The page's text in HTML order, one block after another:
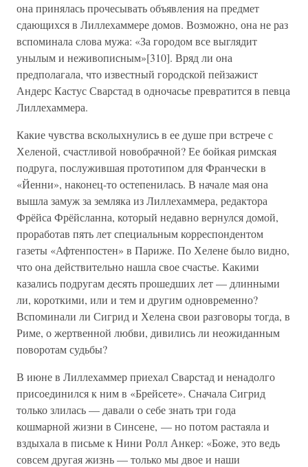
она принялась прочесывать объявления на предмет
сдающихся в Лиллехаммере домов. Возможно, она не раз
вспоминала слова мужа: «За городом все выглядит
унылым и неживописным»[310]. Вряд ли она
предполагала, что известный городской пейзажист
Андерс Кастус Сварстад в одночасье превратится в певца
Лиллехаммера.
Какие чувства всколыхнулись в ее душе при встрече с
Хеленой, счастливой новобрачной? Ее бойкая римская
подруга, послужившая прототипом для Франчески в
«Йенни», наконец-то остепенилась. В начале мая она
вышла замуж за земляка из Лиллехаммера, редактора
Фрёйса Фрёйсланна, который недавно вернулся домой,
проработав пять лет специальным корреспондентом
газеты «Афтенпостен» в Париже. По Хелене было видно,
что она действительно нашла свое счастье. Какими
казались подругам десять прошедших лет — длинными
ли, короткими, или и тем и другим одновременно?
Вспоминали ли Сигрид и Хелена свои разговоры тогда, в
Риме, о жертвенной любви, дивились ли неожиданным
поворотам судьбы?
В июне в Лиллехаммер приехал Сварстад и ненадолго
присоединился к ним в «Брейсете». Сначала Сигрид
только злилась — давали о себе знать три года
кошмарной жизни в Синсене, — но потом растаяла и
вздыхала в письме к Нини Ролл Анкер: «Боже, это ведь
совсем другая жизнь — только мы двое и наши